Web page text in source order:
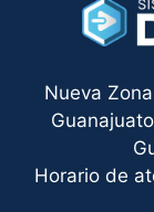
Nueva
Horario de